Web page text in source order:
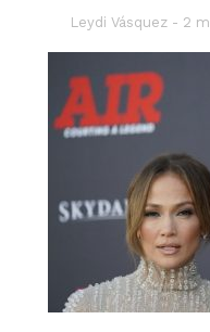
Leydi Vásquez 2